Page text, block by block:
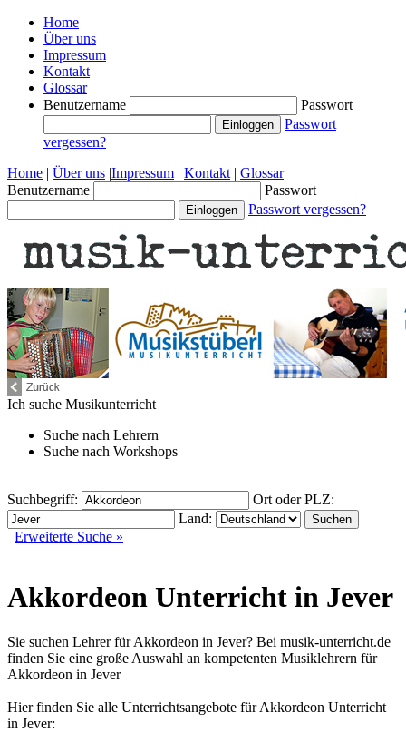
Home
Über uns
Impressum
Kontakt
Glossar
Benutzername
Passwort
Passwort
vergessen?
Home | Über uns |Impressum | Kontakt | Glossar
Benutzername
Passwort
Passwort vergessen?
Ich suche Musikunterricht
Suche nach Lehrern
Suche nach Workshops
Suchbegriff:
Ort oder PLZ:
Land:
Erweiterte Suche »
Akkordeon Unterricht in Jever
Sie suchen Lehrer für Akkordeon in Jever? Bei musik-unterricht.de
finden Sie eine große Auswahl an kompetenten Musiklehrern für
Akkordeon in Jever
Hier finden Sie alle Unterrichtsangebote für Akkordeon Unterricht
in Jever: